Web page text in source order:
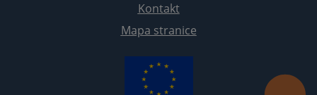
Kontakt
Mapa stranice